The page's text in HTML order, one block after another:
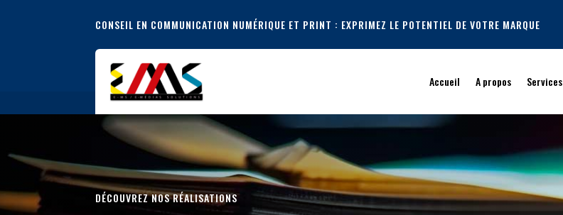
CONSEIL EN COMMUNICATION NUMÉRIQUE ET PRINT : EXPRIMEZ LE POTENTIEL DE VOTRE MARQUE
Accueil A propos Services
DÉCOUVREZ NOS RÉALISATIONS